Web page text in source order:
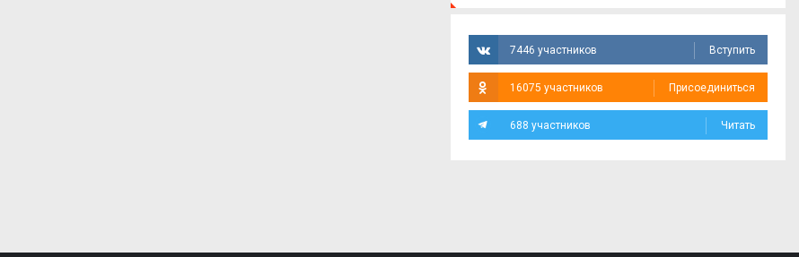
7446 участников Вступить
16075 участников Присоединиться
688 участников Читать